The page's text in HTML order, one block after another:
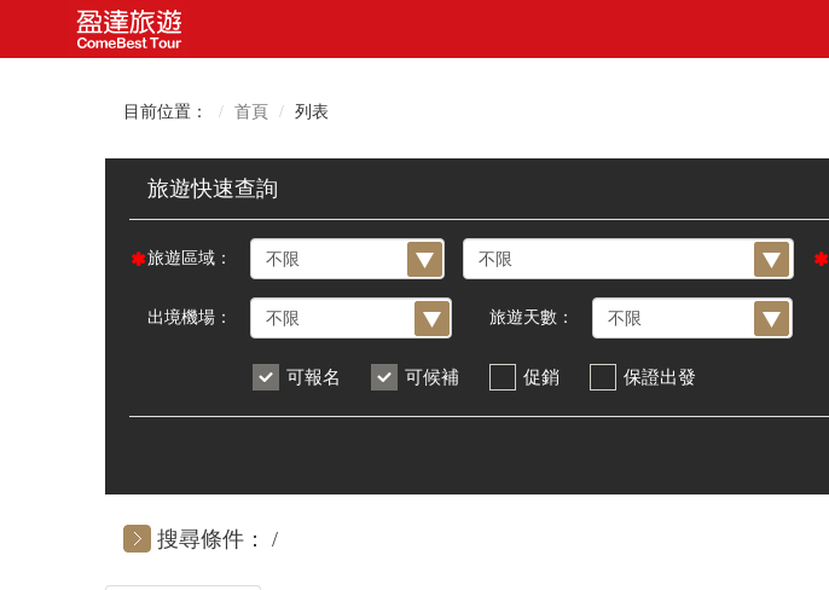
目前位置： 首頁 列表
旅遊區域：
出境機場： 旅遊天數：
可報名 可候補 促銷 保證出發
搜尋條件：